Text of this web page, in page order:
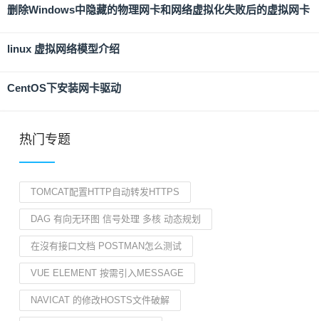
删除Windows中隐藏的物理网卡和网络虚拟化失败后的虚拟网卡
linux 虚拟网络模型介绍
CentOS下安装网卡驱动
热门专题
TOMCAT配置HTTP自动转发HTTPS
DAG 有向无环图 信号处理 多核 动态规划
在沒有接口文档 POSTMAN怎么测试
VUE ELEMENT 按需引入MESSAGE
NAVICAT 的修改HOSTS文件破解